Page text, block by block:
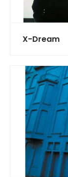
X-Dream